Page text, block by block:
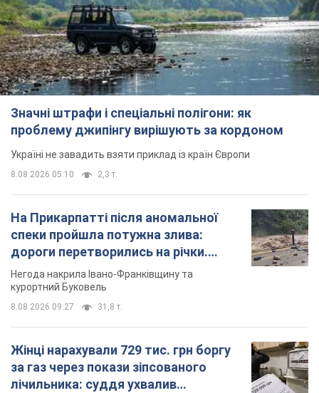
Значні штрафи і спеціальні полігони: як
проблему джипінгу вирішують за кордоном
Україні не завадить взяти приклад із країн Європи
8.08.2026 05:10 2,3 т.
На Прикарпатті після аномальної
спеки пройшла потужна злива:
дороги перетворились на річки.
Відео
Негода накрила Івано-Франківщину та
курортний Буковель
8.08.2026 09:27 31,8 т.
Жінці нарахували 729 тис. грн боргу
за газ через покази зіпсованого
лічильника: суддя ухвалив